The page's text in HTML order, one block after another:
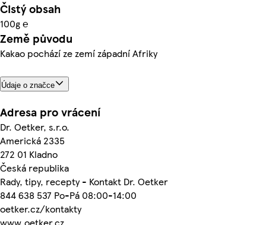
Čistý obsah
100g ℮
Země původu
Kakao pochází ze zemí západní Afriky
Údaje o značce
Adresa pro vrácení
Dr. Oetker, s.r.o.
Americká 2335
272 01 Kladno
Česká republika
Rady, tipy, recepty - Kontakt Dr. Oetker
844 638 537 Po-Pá 08:00-14:00
oetker.cz/kontakty